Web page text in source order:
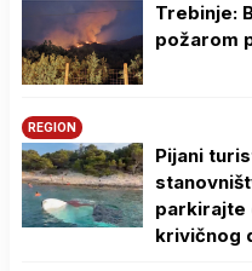
Trebinje:
požarom
REGION
Pijani
parkirajte
krivičnog